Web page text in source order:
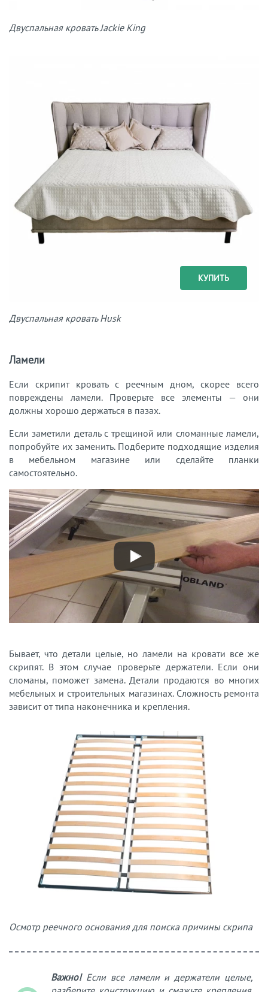
Двуспальная кровать Jackie King
КУПИТЬ
Двуспальная кровать Husk
Ламели
Если скрипит кровать с реечным дном, скорее всего
повреждены ламели. Проверьте все элементы — они
должны хорошо держаться в пазах.
Если заметили деталь с трещиной или сломанные ламели,
попробуйте их заменить. Подберите подходящие изделия
в мебельном магазине или сделайте планки
самостоятельно.
Бывает, что детали целые, но ламели на кровати все же
скрипят. В этом случае проверьте держатели. Если они
сломаны, поможет замена. Детали продаются во многих
мебельных и строительных магазинах. Сложность ремонта
зависит от типа наконечника и крепления.
Осмотр реечного основания для поиска причины скрипа
Важно! Если все ламели и держатели целые,